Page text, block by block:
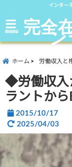
インター
menu 完全
ン
ホーム 労働収入と
◆労働収入
ラントか
2015/10/17
2025/04/03